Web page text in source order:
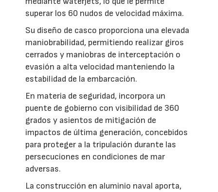
superar los 60 nudos de velocidad máxima.
Su diseño de casco proporciona una elevada
maniobrabilidad, permitiendo realizar giros
cerrados y maniobras de interceptación o
evasión a alta velocidad manteniendo la
estabilidad de la embarcación.
En materia de seguridad, incorpora un
puente de gobierno con visibilidad de 360
grados y asientos de mitigación de
impactos de última generación, concebidos
para proteger a la tripulación durante las
persecuciones en condiciones de mar
adversas.
La construcción en aluminio naval aporta,